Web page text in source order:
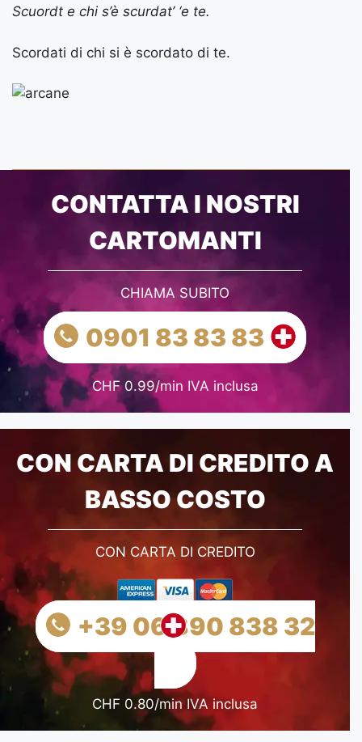
Scuordt e chi s’è scurdat’ ‘e te.
Scordati di chi si è scordato di te.
CONTATTA I NOSTRI
CARTOMANTI
CHIAMA SUBITO
0901 83 83 83
CHF 0.99/min IVA inclusa
CON CARTA DI CREDITO A
BASSO COSTO
CON CARTA DI CREDITO
+39 06 890 838 32
CHF 0.80/min IVA inclusa